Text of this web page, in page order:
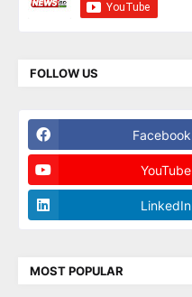
FOLLOW US
Facebook
YouTube
LinkedIn
MOST POPULAR